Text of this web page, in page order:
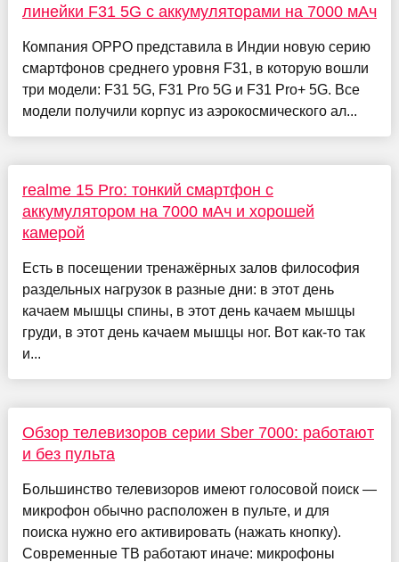
линейки F31 5G с аккумуляторами на 7000 мАч
Компания OPPO представила в Индии новую серию
смартфонов среднего уровня F31, в которую вошли
три модели: F31 5G, F31 Pro 5G и F31 Pro+ 5G. Все
модели получили корпус из аэрокосмического ал...
realme 15 Pro: тонкий смартфон с
аккумулятором на 7000 мАч и хорошей
камерой
Есть в посещении тренажёрных залов философия
раздельных нагрузок в разные дни: в этот день
качаем мышцы спины, в этот день качаем мышцы
груди, в этот день качаем мышцы ног. Вот как-то так
и...
Обзор телевизоров серии Sber 7000: работают
и без пульта
Большинство телевизоров имеют голосовой поиск —
микрофон обычно расположен в пульте, и для
поиска нужно его активировать (нажать кнопку).
Современные ТВ работают иначе: микрофоны